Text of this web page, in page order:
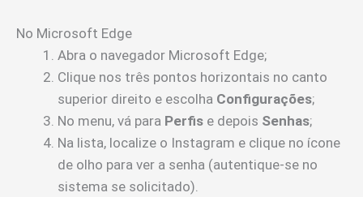
No Microsoft Edge
Abra o navegador Microsoft Edge;
Clique nos três pontos horizontais no canto
superior direito e escolha Configurações;
No menu, vá para Perfis e depois Senhas;
Na lista, localize o Instagram e clique no ícone
de olho para ver a senha (autentique-se no
sistema se solicitado).